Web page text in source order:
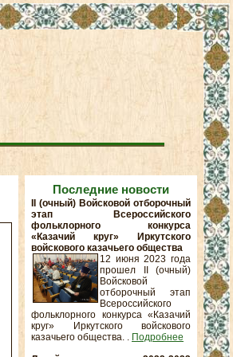
Последние новости
II (очный) Войсковой отборочный
этап Всероссийского
фольклорного конкурса
«Казачий круг» Иркутского
войскового казачьего общества
12 июня 2023 года
прошел II (очный)
Войсковой
отборочный этап
Всероссийского
фольклорного конкурса «Казачий
круг» Иркутского войскового
казачьего общества. . Подробнее